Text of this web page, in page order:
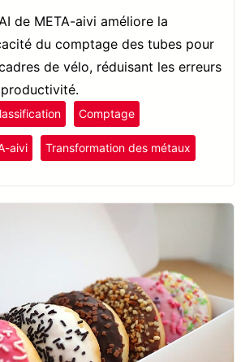
de META-aivi améliore la
du comptage des tubes pour
de vélo, réduisant les erreurs
Comptage
aivi Transformation des métaux